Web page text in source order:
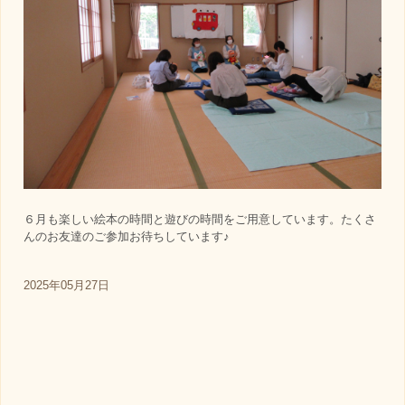
６月も楽しい絵本の時間と遊びの時間をご用意しています。たくさ
んのお友達のご参加お待ちしています♪
2025年05月27日